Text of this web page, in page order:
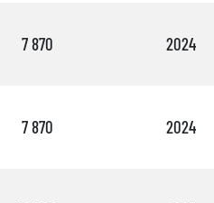
7 870 2024
7 870 2024